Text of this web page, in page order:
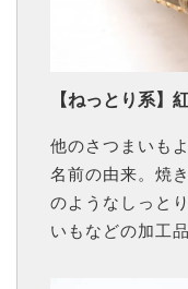
【ねっとり系】
他のさつまいも
名前の由来。焼
のようなしっと
いもなどの加工